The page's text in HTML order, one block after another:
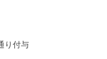
り付与